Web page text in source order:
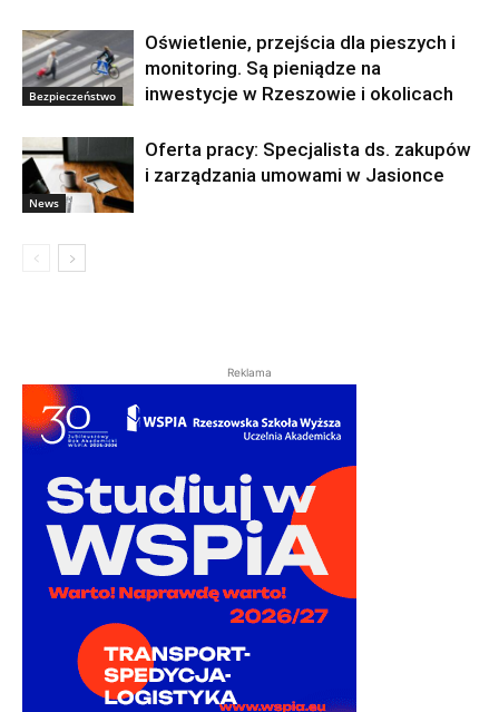
Bezpieczeństwo
Oświetlenie, przejścia dla pieszych i
monitoring. Są pieniądze na
inwestycje w Rzeszowie i okolicach
News
Oferta pracy: Specjalista ds. zakupów
i zarządzania umowami w Jasionce
Reklama